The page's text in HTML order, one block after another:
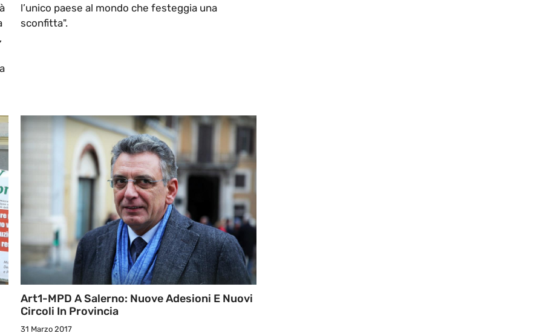
l’unico paese al mondo che festeggia una
sconfitta".
Art1-MPD A Salerno: Nuove Adesioni E Nuovi
Circoli In Provincia
31 Marzo 2017